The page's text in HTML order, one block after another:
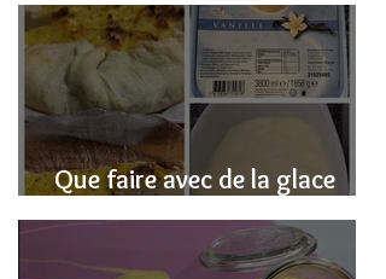
Que faire avec de la glace
fondue? J'ai la SOLUTION!